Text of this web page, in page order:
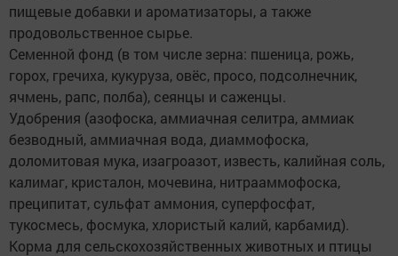
пищевые добавки и ароматизаторы, а также
продовольственное сырье.
Семенной фонд (в том числе зерна: пшеница, рожь,
горох, гречиха, кукуруза, овёс, просо, подсолнечник,
ячмень, рапс, полба), сеянцы и саженцы.
Удобрения (азофоска, аммиачная селитра, аммиак
безводный, аммиачная вода, диаммофоска,
доломитовая мука, изагроазот, известь, калийная соль,
калимаг, кристалон, мочевина, нитрааммофоска,
преципитат, сульфат аммония, суперфосфат,
тукосмесь, фосмука, хлористый калий, карбамид).
Корма для сельскохозяйственных животных и птицы